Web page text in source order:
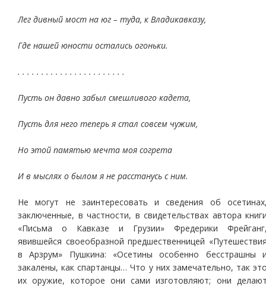
Лег дивный мост на юг – туда, к Владикавказу,
Где нашей юности остались огоньки.
. . . . . . . . . . . . . . . . . . . . . . .
Пусть он давно забыл смешливого кадета,
Пусть для него теперь я стал совсем чужим,
Но этой памятью мечта моя согрета
И в мыслях о былом я не расстанусь с ним.
Не могут не заинтересовать и сведения об
заключенные, в частности, в свидетельствах автора
«Письма о Кавказе и Грузии» Фредерики
явившейся своеобразной предшественницей
в Арзрум» Пушкина: «Осетины особенно бесстрашны
закалены, как спартанцы… Что у них замечательно, так
их оружие, которое они сами изготовляют; они